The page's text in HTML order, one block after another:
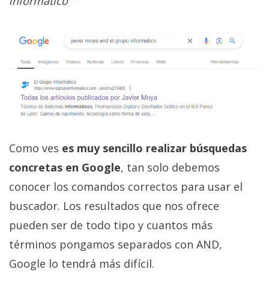
Como ves es muy sencillo realizar búsquedas
concretas en Google, tan solo debemos
conocer los comandos correctos para usar el
buscador. Los resultados que nos ofrece
pueden ser de todo tipo y cuantos más
términos pongamos separados con AND,
Google lo tendrá más difícil.